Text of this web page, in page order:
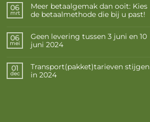
06
mrt
Meer betaalgemak dan ooit: Kies
de betaalmethode die bij u past!
06
mei
Geen levering tussen 3 juni en 10
juni 2024
01
dec
Transport(pakket)tarieven stijgen
in 2024